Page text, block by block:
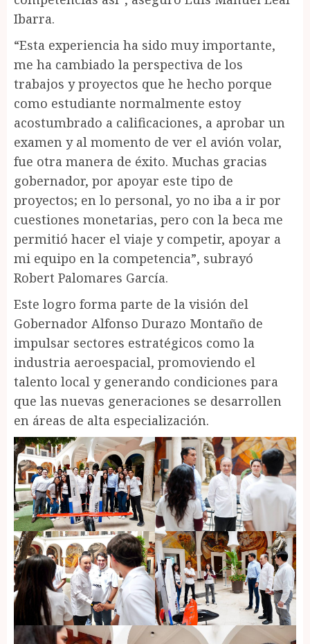
Ibarra.
“Esta experiencia ha sido muy importante,
me ha cambiado la perspectiva de los
trabajos y proyectos que he hecho porque
como estudiante normalmente estoy
acostumbrado a calificaciones, a aprobar un
examen y al momento de ver el avión volar,
fue otra manera de éxito. Muchas gracias
gobernador, por apoyar este tipo de
proyectos; en lo personal, yo no iba a ir por
cuestiones monetarias, pero con la beca me
permitió hacer el viaje y competir, apoyar a
mi equipo en la competencia”, subrayó
Robert Palomares García.
Este logro forma parte de la visión del
Gobernador Alfonso Durazo Montaño de
impulsar sectores estratégicos como la
industria aeroespacial, promoviendo el
talento local y generando condiciones para
que las nuevas generaciones se desarrollen
en áreas de alta especialización.